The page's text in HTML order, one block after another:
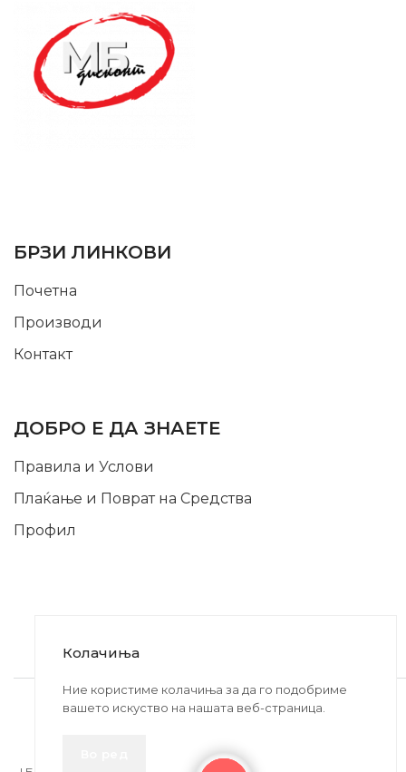
БРЗИ ЛИНКОВИ
Почетна
Производи
Контакт
ДОБРО Е ДА ЗНАЕТЕ
Правила и Услови
Плаќање и Поврат на Средства
Профил
2020-2024 © MB DISKONT. Изработено од
БРАМИТ ДООЕЛ
Колачиња
Ние користиме колачиња за да го подобриме
вашето искуство на нашата веб-страница.